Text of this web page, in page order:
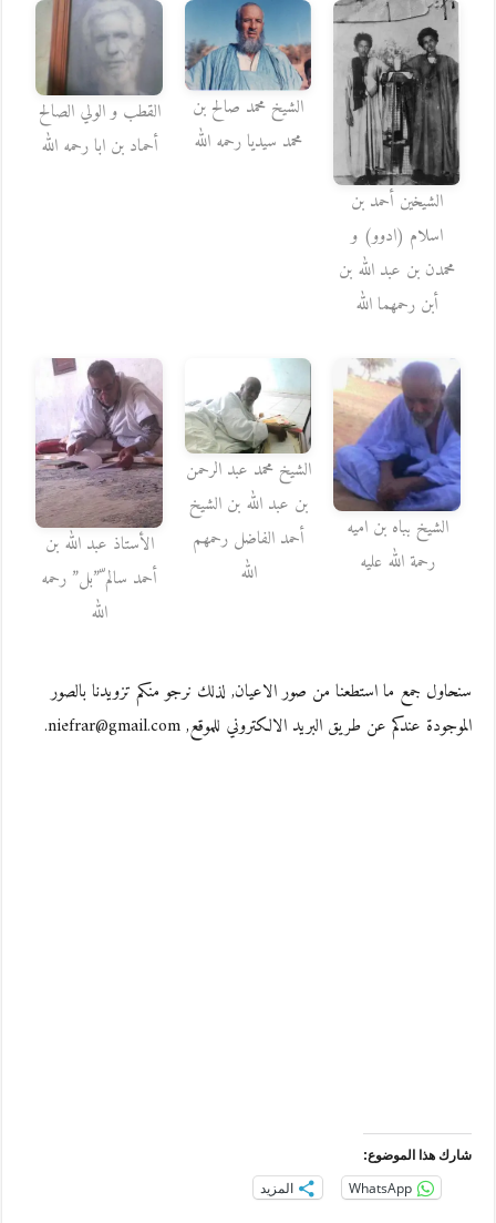
الشيخين أحمد بن
اسلام (ادوو) و
محمدن بن عبد الله بن
أبن رحمهما الله
الشيخ محمد صالح بن
محمد سيديا رحمه الله
القطب و الولي الصالح
أحماد بن ابا رحمه الله
الشيخ بباه بن اميه
رحمة الله عليه
الشيخ محمد عبد الرحمن
بن عبد الله بن الشيخ
أحمد الفاضل رحمهم
الله
الأستاذ عبد الله بن
أحمد سالم ّ”بل” رحمه
الله
سنحاول جمع ما استطعنا من صور الاعيان, لذلك نرجو منكم تزويدنا بالصور
الموجودة عندكم عن طريق البريد الالكتروني للموقع, niefrar@gmail.com.
شارك هذا الموضوع:
WhatsApp المزيد